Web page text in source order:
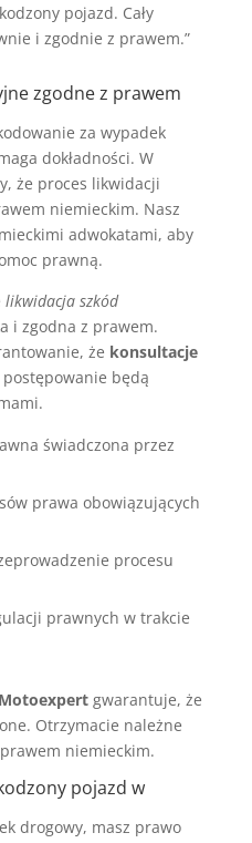
pojazd. Cały
i zgodnie z prawem.”
zgodne z prawem
za wypadek
dokładności. W
że proces likwidacji
niemieckim. Nasz
adwokatami, aby
prawną.
likwidacja szkód
i zgodna z prawem.
że konsultacje
będą
świadczona przez
prawa obowiązujących
procesu
prawnych w trakcie
Motoexpertgwarantuje, że
Otrzymacie należne
niemieckim.
pojazd w
drogowy, masz prawo